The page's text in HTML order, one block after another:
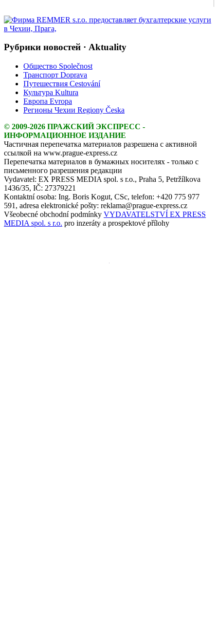
Рубрики новостей · Aktuality
Общество Společnost
Транспорт Doprava
Путешествия Cestování
Культура Kultura
Европа Evropa
Регионы Чехии Regiony Česka
© 2009-2026 ПРАЖСКИЙ ЭКСПРЕСС -
ИНФОРМАЦИОННОЕ ИЗДАНИЕ
Частичная перепечатка материалов разрешена с активной
ссылкой на www.prague-express.cz
Перепечатка материалов в бумажных носителях - только с
письменного разрешения редакции
Vydavatel: EX PRESS MEDIA spol. s r.o., Praha 5, Petržílkova
1436/35, IČ: 27379221
Kontaktní osoba: Ing. Boris Kogut, CSc, telefon: +420 775 977
591, adresa elektronické pošty: reklama@prague-express.cz
Všeobecné obchodní podmínky VYDAVATELSTVÍ EX PRESS
MEDIA spol. s r.o. pro inzeráty a prospektové přílohy